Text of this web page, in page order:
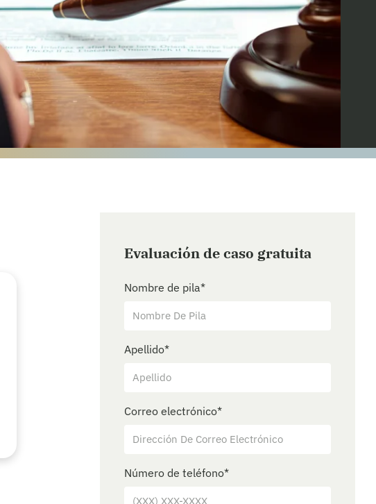
Evaluación de caso gratuita
Nombre de pila*
Apellido*
Correo electrónico*
Número de teléfono*